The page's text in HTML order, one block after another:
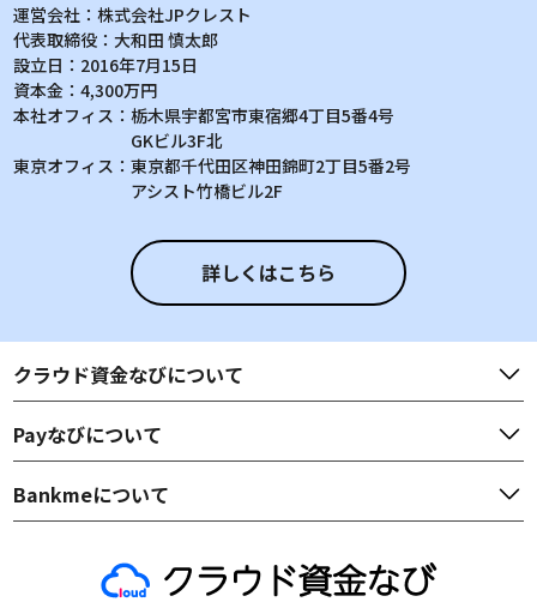
運営会社：株式会社JPクレスト
代表取締役：大和田 慎太郎
設立日： 2016年7月15日
資本金：4,300万円
本社オフィス：栃木県宇都宮市東宿郷4丁目5番4号
GKビル3F北
東京オフィス：東京都千代田区神田錦町2丁目5番2号
アシスト竹橋ビル2F
詳しくはこちら
クラウド資金なびについて
Payなびについて
Bankmeについて